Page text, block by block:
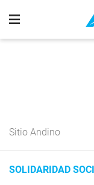
Sitio Andino
SOLIDARIDAD